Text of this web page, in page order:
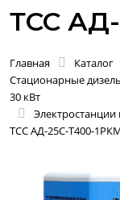
ТСС
Главная Каталог
Стационарные
30 кВт
ТСС АД-25С-Т400-